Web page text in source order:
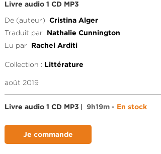
Livre audio 1 CD MP3
De (auteur) Cristina Alger
Traduit par Nathalie Cunnington
Lu par Rachel Arditi
Collection : Littérature
août 2019
Livre audio 1 CD MP3 9h19m En stock